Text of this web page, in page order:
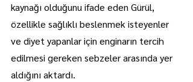
kaynağı olduğunu ifade eden Gürül,
özellikle sağlıklı beslenmek isteyenler
ve diyet yapanlar için enginarın tercih
edilmesi gereken sebzeler arasında yer
aldığını aktardı.